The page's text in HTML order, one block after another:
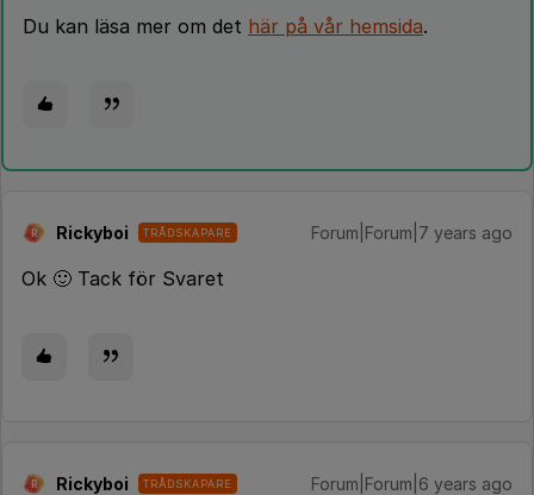
Du kan läsa mer om det här på vår hemsida.
R Rickyboi TRÅDSKAPARE Forum|Forum|7 years ago
Ok 🙂 Tack för Svaret
R Rickyboi TRÅDSKAPARE Forum|Forum|6 years ago